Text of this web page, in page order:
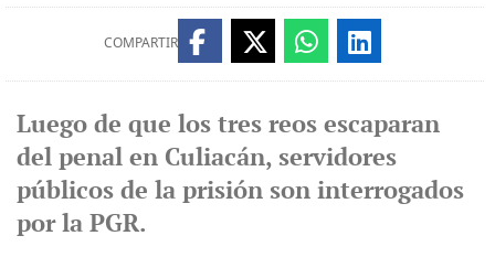
COMPARTIR
Luego de que los tres reos escaparan
del penal en Culiacán, servidores
públicos de la prisión son interrogados
por la PGR.